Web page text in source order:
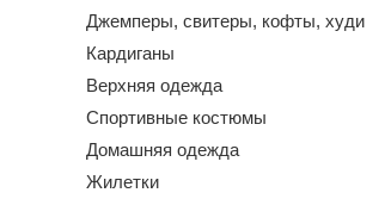
Джемперы, свитеры, кофты, худи
Кардиганы
Верхняя одежда
Спортивные костюмы
Домашняя одежда
Жилетки